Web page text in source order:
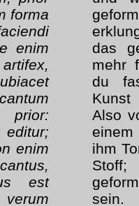
forma
enim
prior:
editur;
enim
est
das
mehr
du
Also
ihm
sein.